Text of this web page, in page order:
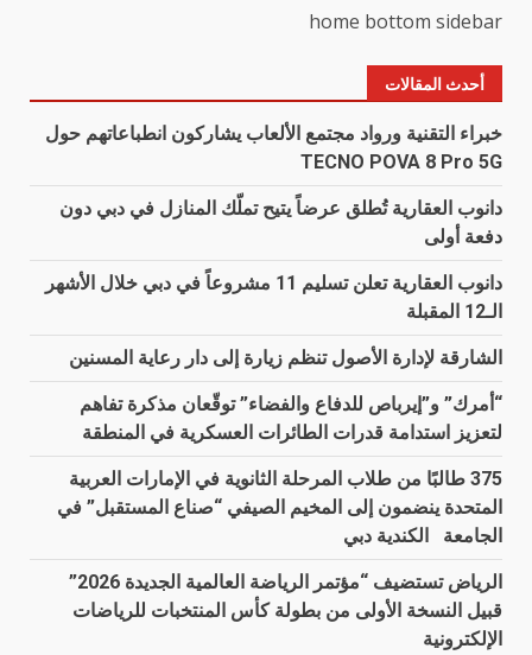
home bottom sidebar
أحدث المقالات
خبراء التقنية ورواد مجتمع الألعاب يشاركون انطباعاتهم حول
TECNO POVA 8 Pro 5G
دانوب العقارية تُطلق عرضاً يتيح تملّك المنازل في دبي دون
دفعة أولى
دانوب العقارية تعلن تسليم 11 مشروعاً في دبي خلال الأشهر
الـ12 المقبلة
الشارقة لإدارة الأصول تنظم زيارة إلى دار رعاية المسنين
“أمرك” و”إيرباص للدفاع والفضاء” توقّعان مذكرة تفاهم
لتعزيز استدامة قدرات الطائرات العسكرية في المنطقة
375 طالبًا من طلاب المرحلة الثانوية في الإمارات العربية
المتحدة ينضمون إلى المخيم الصيفي “صناع المستقبل” في
الجامعة الكندية دبي
الرياض تستضيف “مؤتمر الرياضة العالمية الجديدة 2026”
قبيل النسخة الأولى من بطولة كأس المنتخبات للرياضات
الإلكترونية